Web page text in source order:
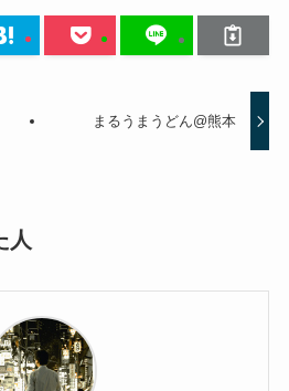
まるうまうどん@熊本
人